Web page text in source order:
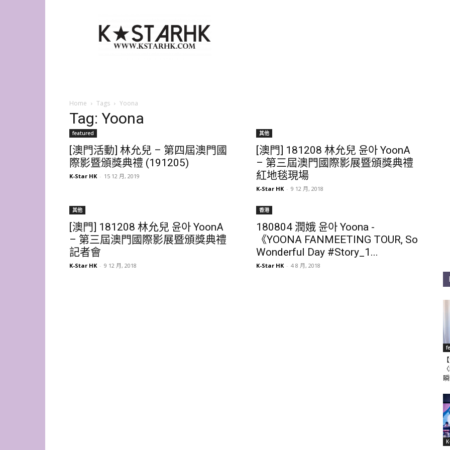
Star
HK
Home Tags Yoona
Tag: Yoona
featured
[澳門活動] 林允兒 – 第四屆澳門國
際影暨頒獎典禮 (191205)
K-Star HK - 15 12 月, 2019
其他
[澳門] 181208 林允兒 윤아 YoonA
– 第三屆澳門國際影展暨頒獎典禮
紅地毯現場
K-Star HK - 9 12 月, 2018
其他
[澳門] 181208 林允兒 윤아 YoonA
– 第三屆澳門國際影展暨頒獎典禮
記者會
K-Star HK - 9 12 月, 2018
香港
180804 潤娥 윤아 Yoona -
《YOONA FANMEETING TOUR, So
Wonderful Day #Story_1...
K-Star HK - 4 8 月, 2018